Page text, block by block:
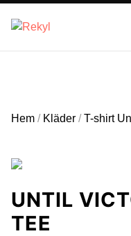
FULLT TRYCK I LEDNINGAR-
Hem / Kläder / T-shirt
UNTIL
TEE